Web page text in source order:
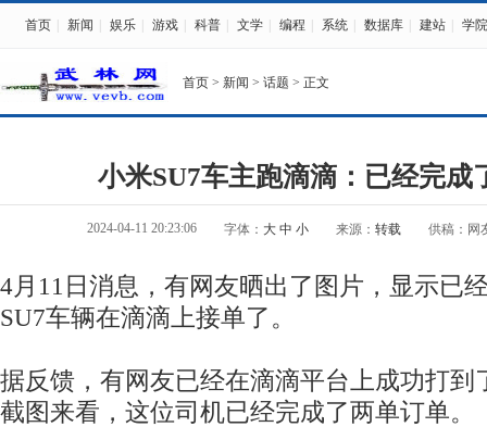
首页 新闻 娱乐 游戏 科普 文学 编程 系统 数据库 建站 学院
首页 > 新闻 > 话题 > 正文
小米SU7车主跑滴滴：已经完成
2024-04-11 20:23:06 字体： 大 中 小 来源： 转载 供稿：网
4月11日消息，有网友晒出了图片，显示已
SU7车辆在滴滴上接单了。
据反馈，有网友已经在滴滴平台上成功打到
截图来看，这位司机已经完成了两单订单。